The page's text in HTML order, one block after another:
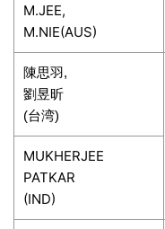
M.JEE,
M.NIE(AUS)
陳思羽,
劉昱昕
(台湾)
MUKHERJEE
PATKAR
(IND)